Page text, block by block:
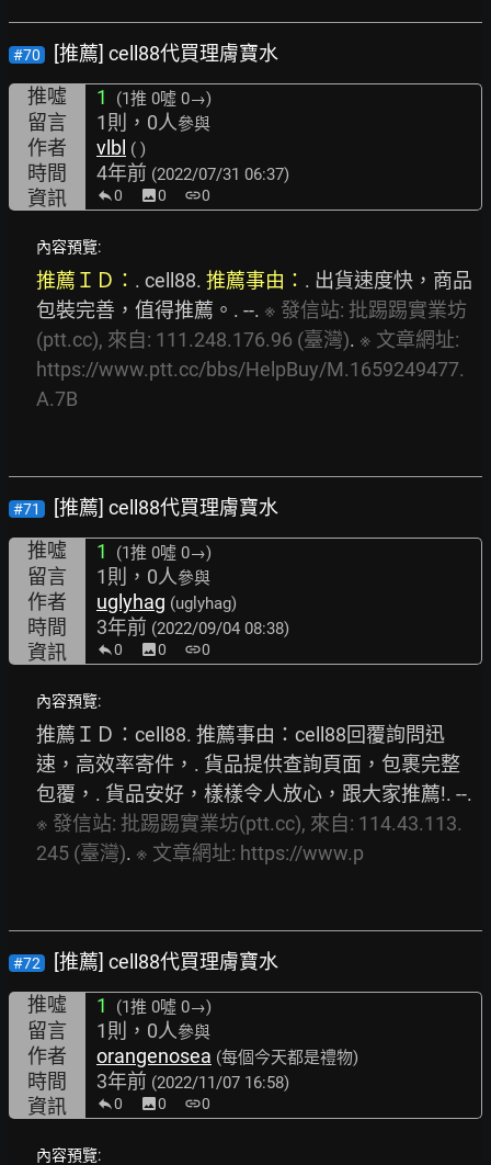
#70
[推薦] cell88代買理膚寶水
推噓
1 (1推 0噓 0→)
留言 1則，0人參與
作者 vlbl ( )
時間 4年前 (2022/07/31 06:37)
資訊 0 image0 link0
內容預覽:
推薦ＩＤ： . cell88. 推薦事由： . 出貨速度快，商品
包裝完善，值得推薦。. --. ※ 發信站: 批踢踢實業坊
(ptt.cc), 來自: 111.248.176.96 (臺灣). ※ 文章網址:
https://www.ptt.cc/bbs/HelpBuy/M.1659249477.
A.7B
#71
[推薦] cell88代買理膚寶水
推噓
1 (1推 0噓 0→)
留言 1則，0人參與
作者 uglyhag (uglyhag)
時間 3年前 (2022/09/04 08:38)
資訊 0 image0 link0
內容預覽:
推薦ＩＤ：cell88. 推薦事由：cell88回覆詢問迅
速，高效率寄件，. 貨品提供查詢頁面，包裹完整
※ 發信站: 批踢踢實業坊(ptt.cc), 來自: 114.43.113.
245 (臺灣). ※ 文章網址: https://www.p
#72
[推薦] cell88代買理膚寶水
推噓
1 (1推 0噓 0→)
留言 1則，0人參與
作者 orangenosea (每個今天都是禮物)
時間 3年前 (2022/11/07 16:58)
資訊 0 image0 link0
內容預覽: